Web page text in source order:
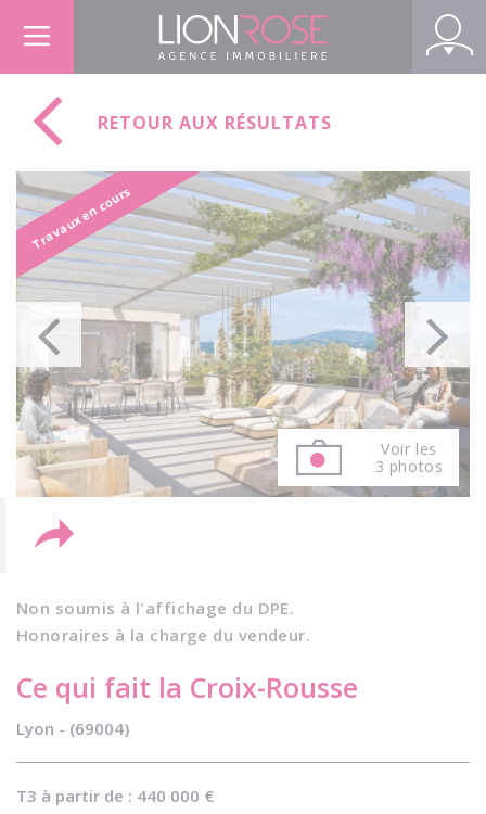
RETOUR AUX RÉSULTATS
Ce qui fait la Croix-Rousse
Lyon - (69004)
T3 à partir de : 440 000 €
Travaux en cours
Voir les
3 photos
Non soumis à l'affichage du DPE.
Honoraires à la charge du vendeur.
Panneau de gestion des cookies